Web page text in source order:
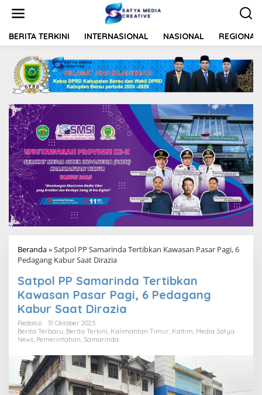
t
BERITA TERKINI INTERNASIONAL NASIONAL REGIONAL
Beranda»Satpol PP Samarinda Tertibkan Kawasan Pasar Pagi, 6
Pedagang Kabur Saat Dirazia
Satpol PP Samarinda Tertibkan
Kawasan Pasar Pagi, 6 Pedagang
Kabur Saat Dirazia
Redaksi
31 Oktober 2025
Berita Terbaru Berita Terkini Kalimantan Timur Kaltim Media Satya
News Pemerintahan Samarinda